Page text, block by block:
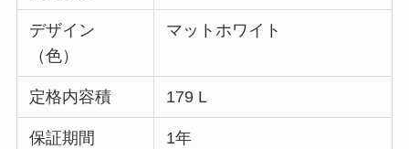
デザイン
（色）
マットホワイト
定格内容積 179 L
保証期間 1年